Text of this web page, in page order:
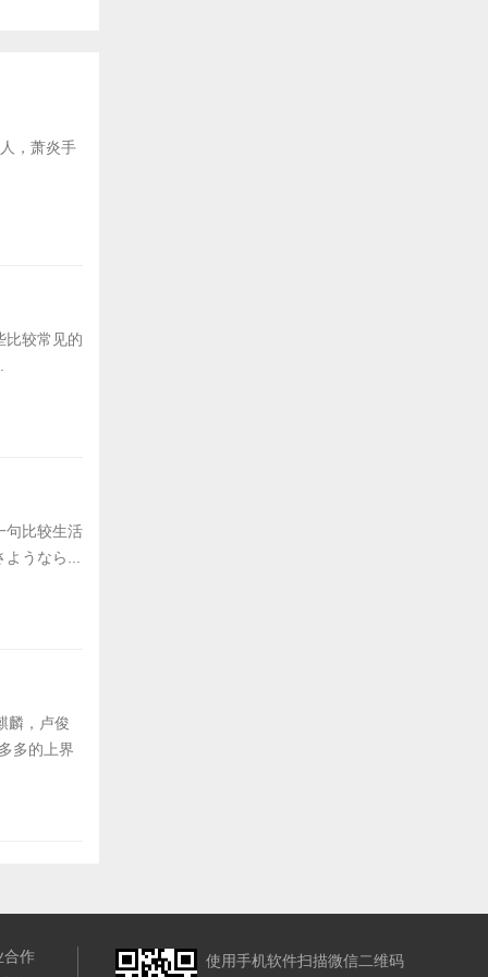
，萧炎手
比较常见的
句比较生活
うなら...
麟，卢俊
多的上界
合作
使用手机软件扫描微信二维码